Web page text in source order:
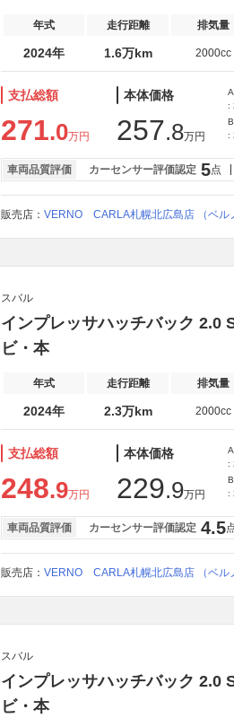
年式 走行距離 排気量
2024年 1.6万km 2000cc
支払総額
271.0万円
本体価格
257.8万円
:
:
車両品質評価 カーセンサー評価認定 5点
販売店： VERNO CARLA札幌北広島店 （ベル
スバル
インプレッサハッチバック 2.0
ビ・本
年式 走行距離 排気量
2024年 2.3万km 2000cc
支払総額
248.9万円
本体価格
229.9万円
:
:
車両品質評価 カーセンサー評価認定 4.5
販売店： VERNO CARLA札幌北広島店 （ベル
スバル
インプレッサハッチバック 2.0
ビ・本